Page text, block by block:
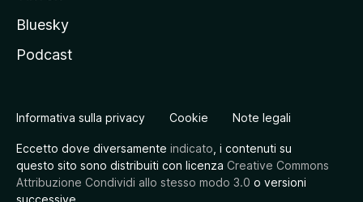
Bluesky
Podcast
Informativa sulla privacy Cookie Note legali
Eccetto dove diversamente indicato , i contenuti su
questo sito sono distribuiti con licenza Creative Commons
Attribuzione Condividi allo stesso modo 3.0 o versioni
successive.